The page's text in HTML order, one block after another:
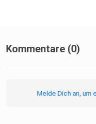
Kommentare (0)
Melde Dich an, um